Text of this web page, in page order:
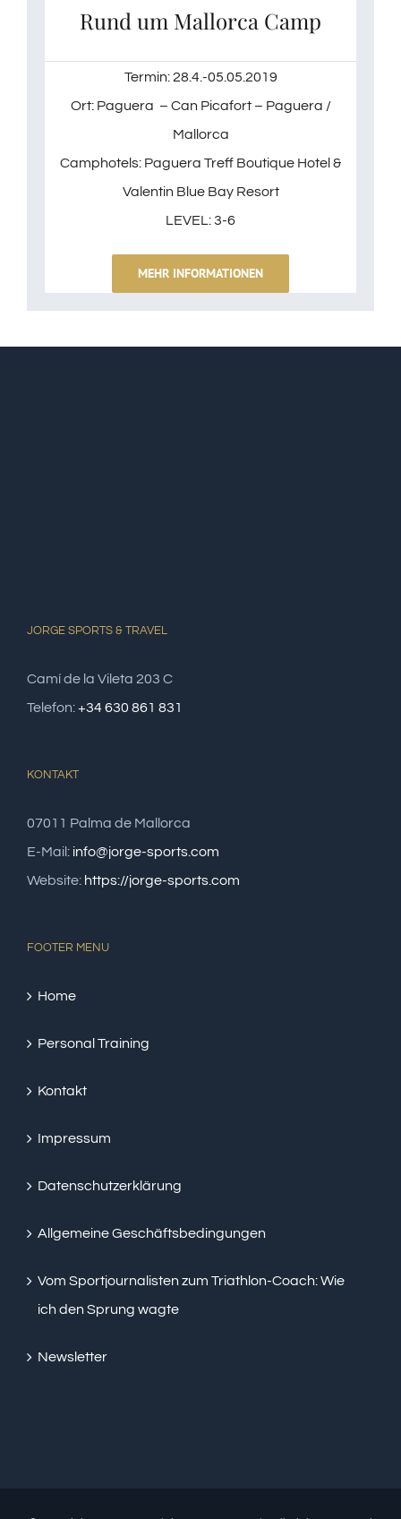
Rund um Mallorca Camp
Termin: 28.4.-05.05.2019
Ort: Paguera – Can Picafort – Paguera /
Mallorca
Camphotels: Paguera Treff Boutique Hotel &
Valentin Blue Bay Resort
LEVEL: 3-6
MEHR INFORMATIONEN
JORGE SPORTS & TRAVEL
Camí de la Vileta 203 C
Telefon:+34 630 861 831
KONTAKT
07011 Palma de Mallorca
E-Mail: info@jorge-sports.com
Website: https://jorge-sports.com
FOOTER MENU
Home
Personal Training
Kontakt
Impressum
Datenschutzerklärung
Allgemeine Geschäftsbedingungen
Vom Sportjournalisten zum Triathlon-Coach: Wie
ich den Sprung wagte
Newsletter